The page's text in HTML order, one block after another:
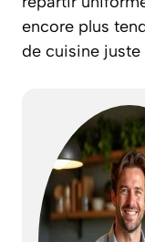
encore plus
de cuisine juste